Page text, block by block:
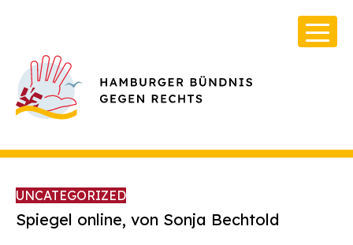
UNCATEGORIZED
Spiegel online, von Sonja Bechtold